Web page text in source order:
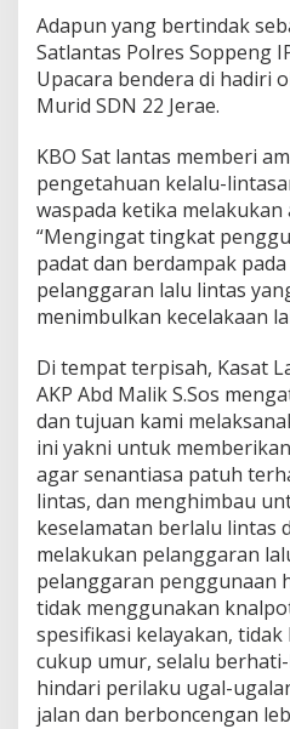
Adapun yang bertindak
Satlantas Polres Soppeng
Upacara bendera di hadiri
Murid SDN 22 Jerae.
KBO Sat lantas memberi
pengetahuan kelalu-
waspada ketika melakukan
“Mengingat tingkat
padat dan berdampak
pelanggaran lalu lintas
menimbulkan kecelakaan
Di tempat terpisah, Kasat
AKP Abd Malik S.Sos
dan tujuan kami
ini yakni untuk
agar senantiasa patuh
lintas, dan menghimbau
keselamatan berlalu lintas
melakukan pelanggaran
pelanggaran penggunaan
tidak menggunakan
spesifikasi kelayakan,
cukup umur, selalu
hindari perilaku ugal-
jalan dan berboncengan